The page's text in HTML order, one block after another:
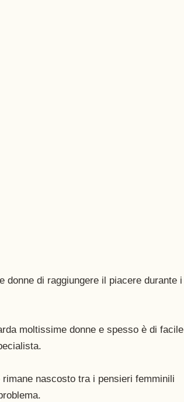
donne di raggiungere il piacere durante i
moltissime donne e spesso è di facile
nascosto tra i pensieri femminili